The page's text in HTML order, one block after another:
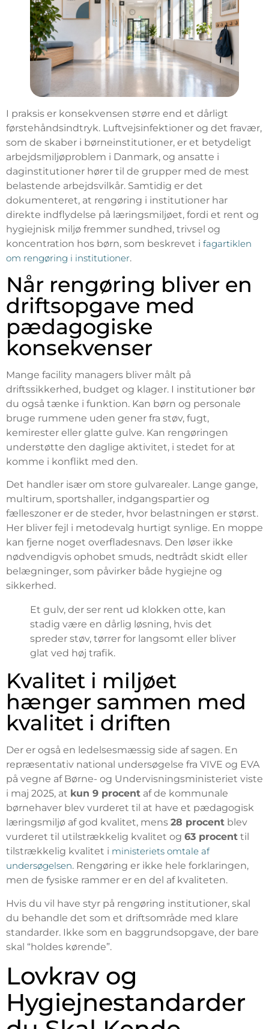
I praksis er konsekvensen større end et dårligt
førstehåndsindtryk. Luftvejsinfektioner og det fravær,
som de skaber i børneinstitutioner, er et betydeligt
arbejdsmiljøproblem i Danmark, og ansatte i
daginstitutioner hører til de grupper med de mest
belastende arbejdsvilkår. Samtidig er det
dokumenteret, at rengøring i institutioner har
direkte indflydelse på læringsmiljøet, fordi et rent og
hygiejnisk miljø fremmer sundhed, trivsel og
koncentration hos børn, som beskrevet i fagartiklen
om rengøring i institutioner.
Når rengøring bliver en
driftsopgave med
pædagogiske
konsekvenser
Mange facility managers bliver målt på
driftssikkerhed, budget og klager. I institutioner bør
du også tænke i funktion. Kan børn og personale
bruge rummene uden gener fra støv, fugt,
kemirester eller glatte gulve. Kan rengøringen
understøtte den daglige aktivitet, i stedet for at
komme i konflikt med den.
Det handler især om store gulvarealer. Lange gange,
multirum, sportshaller, indgangspartier og
fælleszoner er de steder, hvor belastningen er størst.
Her bliver fejl i metodevalg hurtigt synlige. En moppe
kan fjerne noget overfladesnavs. Den løser ikke
nødvendigvis ophobet smuds, nedtrådt skidt eller
belægninger, som påvirker både hygiejne og
sikkerhed.
Et gulv, der ser rent ud klokken otte, kan
stadig være en dårlig løsning, hvis det
spreder støv, tørrer for langsomt eller bliver
glat ved høj trafik.
Kvalitet i miljøet
hænger sammen med
kvalitet i driften
Der er også en ledelsesmæssig side af sagen. En
repræsentativ national undersøgelse fra VIVE og EVA
på vegne af Børne- og Undervisningsministeriet viste
i maj 2025, at kun 9 procent af de kommunale
børnehaver blev vurderet til at have et pædagogisk
læringsmiljø af god kvalitet, mens 28 procent blev
vurderet til utilstrækkelig kvalitet og 63 procent til
tilstrækkelig kvalitet i ministeriets omtale af
undersøgelsen. Rengøring er ikke hele forklaringen,
men de fysiske rammer er en del af kvaliteten.
Hvis du vil have styr på rengøring institutioner, skal
du behandle det som et driftsområde med klare
standarder. Ikke som en baggrundsopgave, der bare
skal “holdes kørende”.
Lovkrav og
Hygiejnestandarder